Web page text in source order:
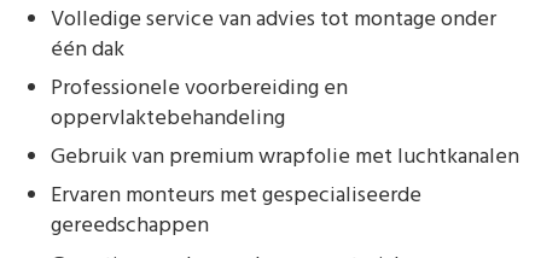
Volledige service van advies tot montage onder
één dak
Professionele voorbereiding en
oppervlaktebehandeling
Gebruik van premium wrapfolie met luchtkanalen
Ervaren monteurs met gespecialiseerde
gereedschappen